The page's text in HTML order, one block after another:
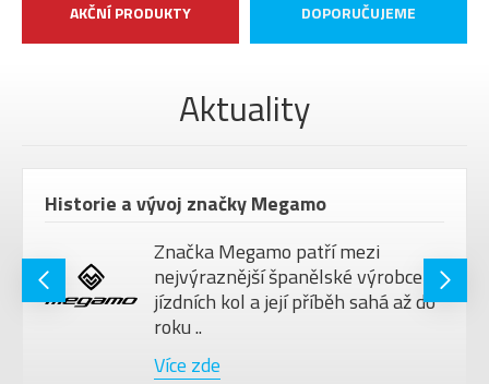
AKČNÍ PRODUKTY DOPORUČUJEME
Aktuality
Historie a vývoj značky Megamo
Značka Megamo patří mezi
nejvýraznější španělské výrobce
jízdních kol a její příběh sahá až do
roku ..
Více zde